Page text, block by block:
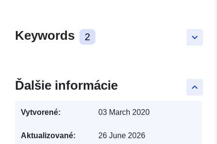
keyboard_arrow_down
Keywords 2
keyboard_arrow_up
Ďalšie informácie
Vytvorené: 03 March 2020
Aktualizované: 26 June 2026